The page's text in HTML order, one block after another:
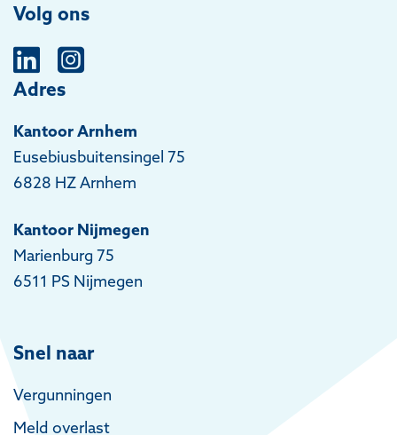
Volg ons
Adres
Kantoor Arnhem
Eusebiusbuitensingel 75
6828 HZ Arnhem
Kantoor Nijmegen
Marienburg 75
6511 PS Nijmegen
Snel naar
Vergunningen
Meld overlast